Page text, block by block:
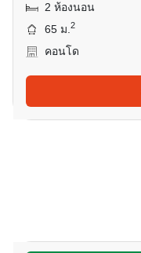
2 ห้องนอน
65 ม.2
คอนโด